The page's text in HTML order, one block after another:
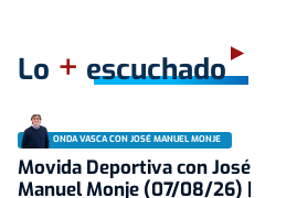
Lo + escuchado
ONDA VASCA CON JOSÉ MANUEL MONJE
Movida Deportiva con José
Manuel Monje (07/08/26) |